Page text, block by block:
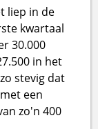
liep in de
kwartaal
30.000
in het
stevig dat
een
zo'n 400